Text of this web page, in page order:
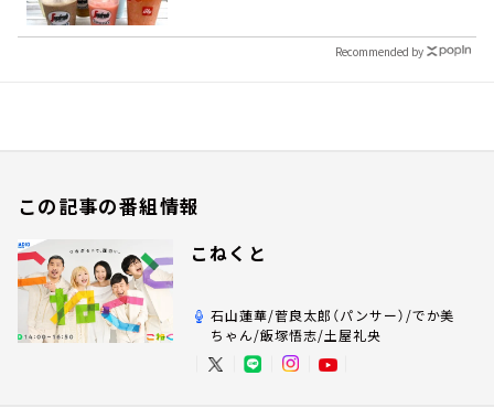
Recommended by
この記事の番組情報
こねくと
石山蓮華/菅良太郎（パンサー）/でか美
ちゃん/飯塚悟志/土屋礼央